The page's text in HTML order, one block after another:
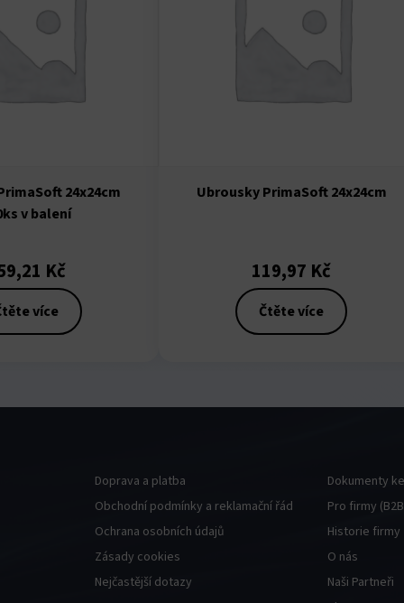
24x24cm
v balení
Kč
více
Ubrousky PrimaSoft 24x24cm
119,97 Kč
Čtěte více
Doprava a platba
Obchodní podmínky a reklamační řád
Ochrana osobních údajů
Zásady cookies
Nejčastější dotazy
Dokumenty
Pro firmy
Historie firmy
O nás
Naši Partneři